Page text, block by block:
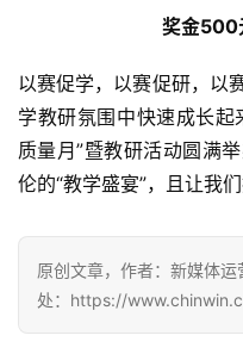
奖金500
以赛促学，以赛促研，以
学教研氛围中快速成长起
质量月”暨教研活动圆满
伦的“教学盛宴”，且让我们
原创文章，作者：新媒体
处：https://